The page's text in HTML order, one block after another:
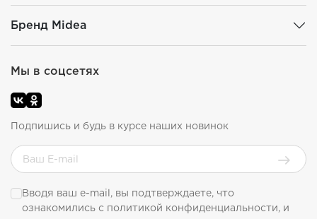
Бренд Midea
Мы в соцсетях
Подпишись и будь в курсе наших новинок
Вводя ваш e-mail, вы подтверждаете, что
ознакомились с политикой конфиденциальности, и